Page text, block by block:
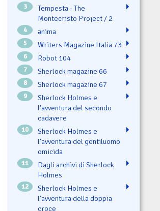
3
Tempesta - The
Montecristo Project / 2
4 ənima
5 Writers Magazine Italia 73
6 Robot 104
7 Sherlock magazine 66
8 Sherlock magazine 67
9
Sherlock Holmes e
l'avventura del secondo
cadavere
10
Sherlock Holmes e
l’avventura del gentiluomo
omicida
11
Dagli archivi di Sherlock
Holmes
12
Sherlock Holmes e
l’avventura della doppia
croce